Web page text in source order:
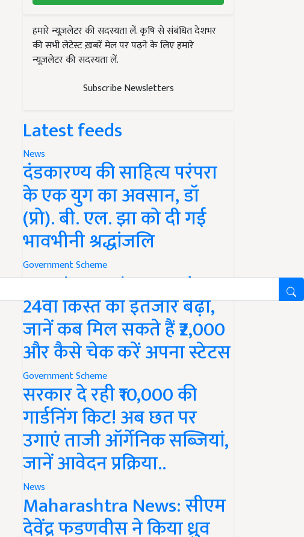
हमारे न्यूज़लेटर की सदस्यता लें. कृषि से संबंधित देशभर
की सभी लेटेस्ट ख़बरें मेल पर पढ़ने के लिए हमारे
न्यूज़लेटर की सदस्यता लें.
Subscribe Newsletters
Latest feeds
News
दंडकारण्य की साहित्य परंपरा
के एक युग का अवसान, डॉ
(प्रो). बी. एल. झा को दी गई
भावभीनी श्रद्धांजलि
Government Scheme
PM Kisan Yojana Update:
24वीं किस्त का इंतजार बढ़ा,
जानें कब मिल सकते हैं ₹2,000
और कैसे चेक करें अपना स्टेटस
Government Scheme
सरकार दे रही ₹10,000 की
गार्डनिंग किट! अब छत पर
उगाएं ताजी ऑर्गेनिक सब्जियां,
जानें आवेदन प्रक्रिया..
News
Maharashtra News: सीएम
देवेंद्र फडणवीस ने किया ध्रुव